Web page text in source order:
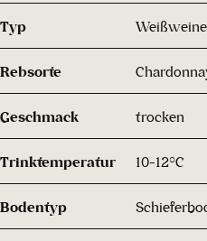
Typ Weißweine
Rebsorte
Geschmack trocken
Trinktemperatur 10-12°C
Bodentyp